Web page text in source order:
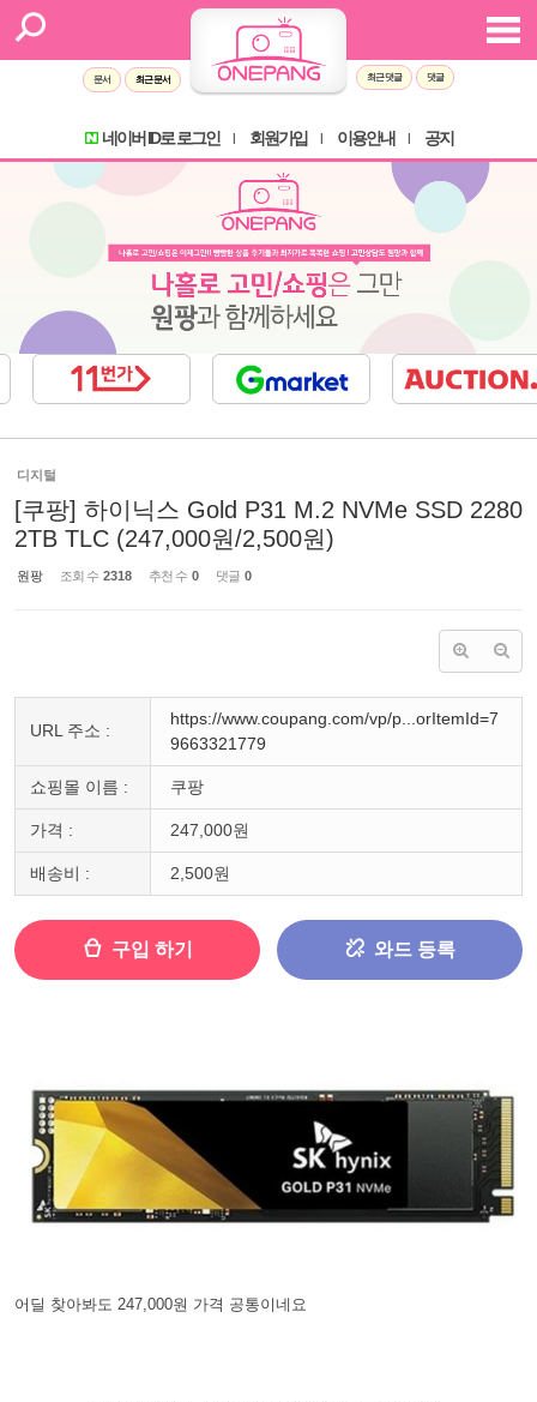
문서 최근 문서 최근 댓글 댓글
네이버 ID로 로그인 회원가입 이용안내 공지
디지털
[쿠팡] 하이닉스 Gold P31 M.2 NVMe SSD 2280
2TB TLC (247,000원/2,500원)
원팡 조회 수 2318 추천 수 0 댓글 0
URL 주소 :
https://www.coupang.com/vp/p...orItemId=7
9663321779
쇼핑몰 이름 : 쿠팡
가격 : 247,000원
배송비 : 2,500원
구입 하기 와드 등록
어딜 찾아봐도 247,000원 가격 공통이네요